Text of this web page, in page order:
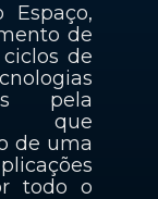
de
de
pela
que
de uma
todo o